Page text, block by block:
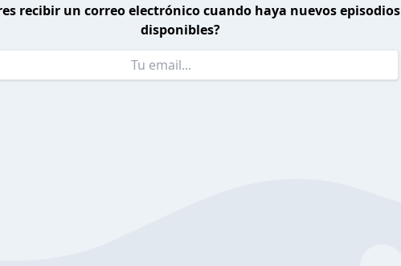
recibir un correo electrónico cuando haya nuevos episodios
disponibles?